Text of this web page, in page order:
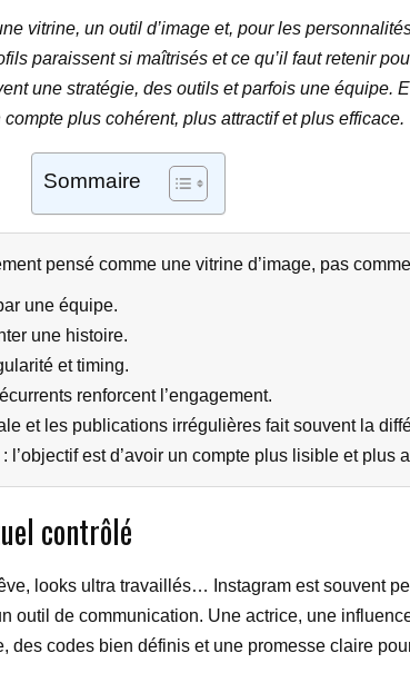
vitrine, un outil d’image et, pour les
paraissent si maîtrisés et ce qu’il faut retenir
une stratégie, des outils et parfois une équipe.
plus cohérent, plus attractif et plus efficace.
Sommaire
pensé comme une vitrine d’image, pas
une équipe.
une histoire.
et timing.
renforcent l’engagement.
et les publications irrégulières fait souvent la
est d’avoir un compte plus lisible et plus
contrôlé
looks ultra travaillés… Instagram est souvent
outil de communication. Une actrice, une
codes bien définis et une promesse claire